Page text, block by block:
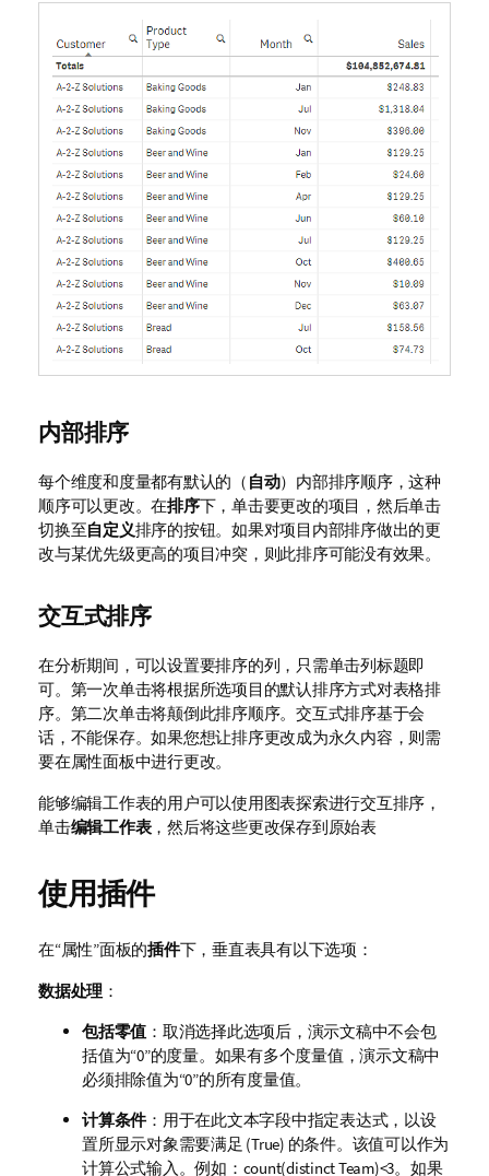
内部排序
每个维度和度量都有默认的（ 自动）内部排序顺序，这种
顺序可以更改。在排序下，单击要更改的项目，然后单击
切换至自定义排序的按钮。如果对项目内部排序做出的更
改与某优先级更高的项目冲突，则此排序可能没有效果。
交互式排序
在分析期间，可以设置要排序的列，只需单击列标题即
可。第一次单击将根据所选项目的默认排序方式对表格排
序。第二次单击将颠倒此排序顺序。交互式排序基于会
话，不能保存。如果您想让排序更改成为永久内容，则需
要在属性面板中进行更改。
能够编辑工作表的用户可以使用图表探索进行交互排序，
单击编辑工作表，然后将这些更改保存到原始表
使用插件
在“属性”面板的插件下，垂直表具有以下选项：
数据处理 ：
包括零值 ：取消选择此选项后，演示文稿中不会包
括值为“0”的度量。如果有多个度量值，演示文稿中
必须排除值为“0”的所有度量值。
计算条件：用于在此文本字段中指定表达式，以设
置所显示对象需要满足 (True) 的条件。该值可以作为
计算公式输入。例如： count(distinct Team)<3。如果